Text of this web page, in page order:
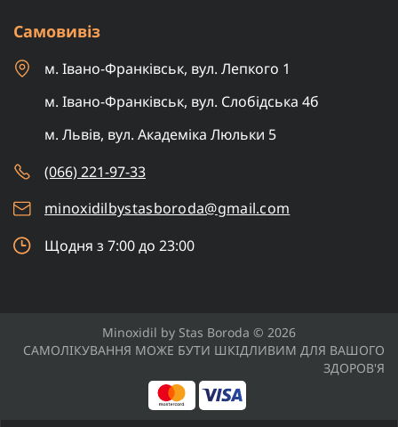
Самовивіз
м. Івано-Франківськ, вул. Лепкого 1
м. Івано-Франківськ, вул. Слобідська 4б
м. Львів, вул. Академіка Люльки 5
(066) 221-97-33
minoxidilbystasboroda@gmail.com
Щодня з 7:00 до 23:00
Minoxidil by Stas Boroda © 2026
САМОЛІКУВАННЯ МОЖЕ БУТИ ШКІДЛИВИМ ДЛЯ ВАШОГО
ЗДОРОВ'Я